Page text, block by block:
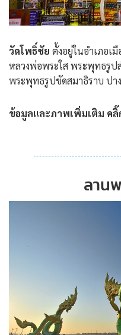
วัดโพธิ์ชัย ตั้งอยู่ในอำเภอเ
หลวงพ่อพระใส พระพุทธรูป
พระพุทธรูปขัดสมาธิราบ ปา
ข้อมูลและภาพเพิ่มเติม คลิ๊
ลาน